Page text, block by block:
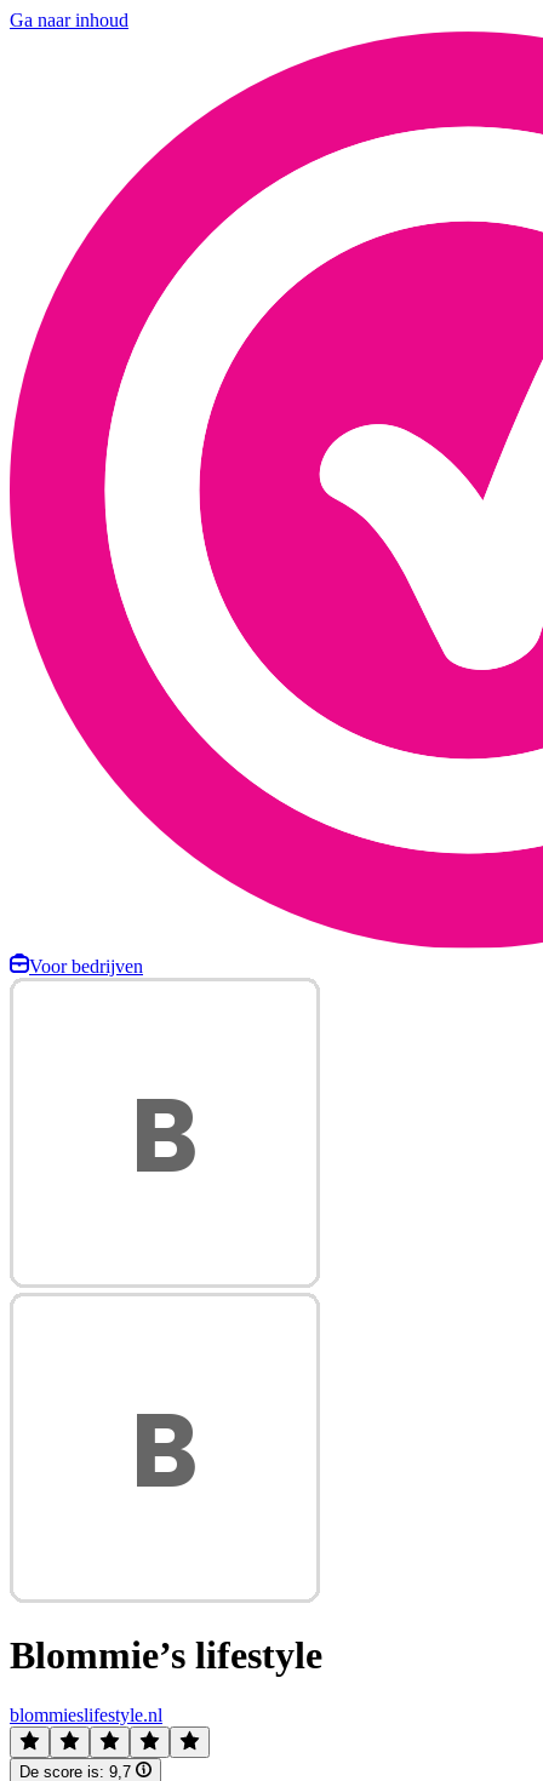
Ga naar inhoud
Voor bedrijven
Blommie’s lifestyle
blommieslifestyle.nl
De score is: 9,7